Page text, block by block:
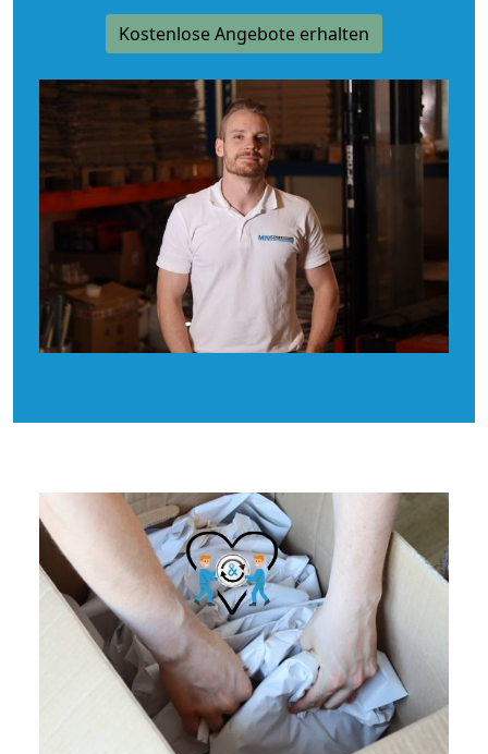
Kostenlose Angebote erhalten